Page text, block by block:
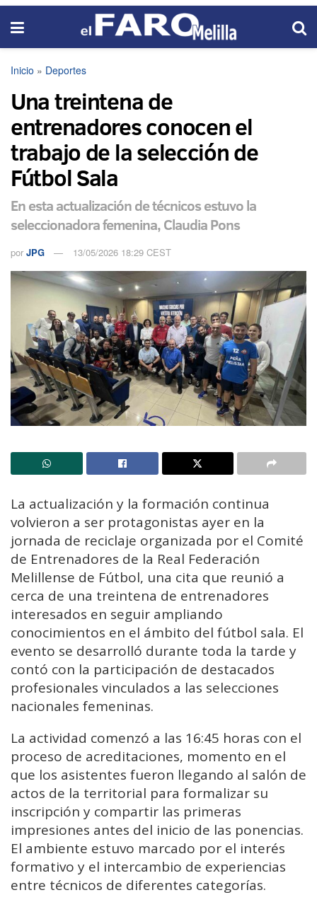
Inicio » Deportes
Una treintena de
entrenadores conocen el
trabajo de la selección de
Fútbol Sala
En esta actualización de técnicos estuvo la
seleccionadora femenina, Claudia Pons
por JPG 13/05/2026 18:29 CEST
La actualización y la formación continua
volvieron a ser protagonistas ayer en la
jornada de reciclaje organizada por el Comité
de Entrenadores de la Real Federación
Melillense de Fútbol, una cita que reunió a
cerca de una treintena de entrenadores
interesados en seguir ampliando
conocimientos en el ámbito del fútbol sala. El
evento se desarrolló durante toda la tarde y
contó con la participación de destacados
profesionales vinculados a las selecciones
nacionales femeninas.
La actividad comenzó a las 16:45 horas con el
proceso de acreditaciones, momento en el
que los asistentes fueron llegando al salón de
actos de la territorial para formalizar su
inscripción y compartir las primeras
impresiones antes del inicio de las ponencias.
El ambiente estuvo marcado por el interés
formativo y el intercambio de experiencias
entre técnicos de diferentes categorías.